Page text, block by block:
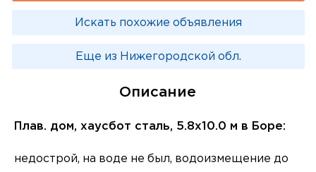
Искать похожие объявления
Еще из Нижегородской обл.
Описание
Плав. дом, хаусбот сталь, 5.8x10.0 м в Боре:
недострой, на воде не был, водоизмещение до